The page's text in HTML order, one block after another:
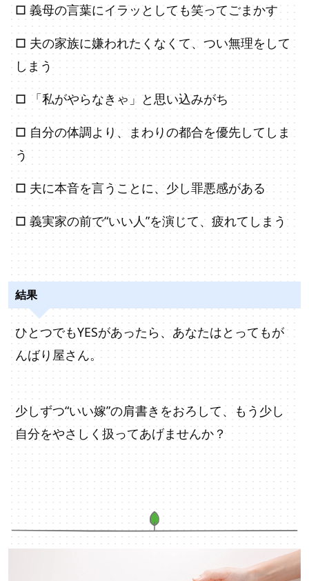
□ 義母の言葉にイラッとしても笑ってごまかす
□ 夫の家族に嫌われたくなくて、つい無理をして
しまう
□ 「私がやらなきゃ」と思い込みがち
□ 自分の体調より、まわりの都合を優先してしま
う
□ 夫に本音を言うことに、少し罪悪感がある
□ 義実家の前で“いい人”を演じて、疲れてしまう
結果
ひとつでもYESがあったら、あなたはとってもが
んばり屋さん。
少しずつ“いい嫁”の肩書きをおろして、もう少し
自分をやさしく扱ってあげませんか？